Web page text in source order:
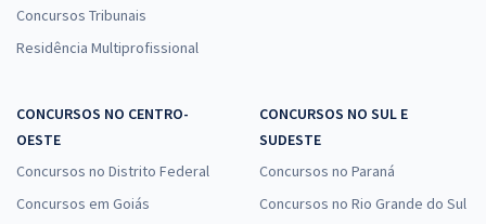
Concursos Tribunais
Residência Multiprofissional
CONCURSOS NO CENTRO-
OESTE
Concursos no Distrito Federal
Concursos em Goiás
CONCURSOS NO SUL E
SUDESTE
Concursos no Paraná
Concursos no Rio Grande do Sul